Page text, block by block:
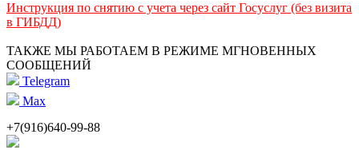
Инструкция по снятию с учета через сайт Госуслуг (без визита
в ГИБДД)
ТАКЖЕ МЫ РАБОТАЕМ В РЕЖИМЕ МГНОВЕННЫХ
СООБЩЕНИЙ
Telegram
Max
+7(916)640-99-88